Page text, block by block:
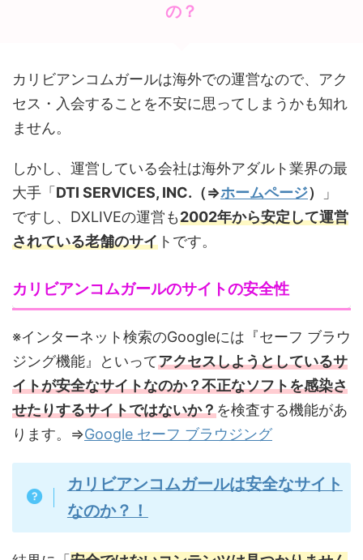
の？
カリビアンコムガールは海外での運営なので、アク
セス・入会することを不安に思ってしまうかも知れ
ません。
しかし、運営している会社は海外アダルト業界の最
大手「 DTI SERVICES, INC.（⇒ホームページ）
」
ですし、DXLIVEの運営も2002年から安定して運営
されている老舗のサイ トです。
カリビアンコムガールのサイトの安全性
※インターネット検索のGoogleには『セーフ ブラウ
ジング機能』といってアクセスしようとしているサ
イトが安全なサイトなのか？不正なソフトを感染さ
せたりするサイトではないか？を検査する機能があ
ります。⇒Google セーフ ブラウジング
カリビアンコムガールは安全なサイト
なのか？！